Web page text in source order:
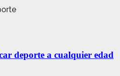
deporte a cualquier edad